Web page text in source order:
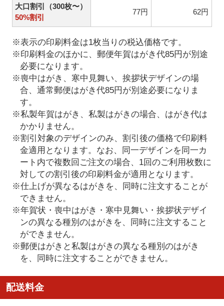
大口割引（300枚〜）
50%割引
77円 62円
※表示の印刷料金は1枚当りの税込価格です。
※印刷料金のほかに、郵便年賀はがき代85円が別途
必要になります。
※喪中はがき、寒中見舞い、挨拶状デザインの場
合、通常郵便はがき代85円が別途必要になりま
す。
※私製年賀はがき、私製はがきの場合、はがき代は
かかりません。
※割引対象のデザインのみ、割引後の価格で印刷料
金適用となります。なお、同一デザインを同一カ
ート内で複数回ご注文の場合、1回のご利用枚数に
対しての割引後の印刷料金が適用となります。
※仕上げが異なるはがきを、同時に注文することが
できません。
※年賀状・喪中はがき・寒中見舞い・挨拶状デザイ
ンの異なる種別のはがきを、同時に注文すること
ができません。
※郵便はがきと私製はがきの異なる種別のはがき
を、同時に注文することができません。
配送料金